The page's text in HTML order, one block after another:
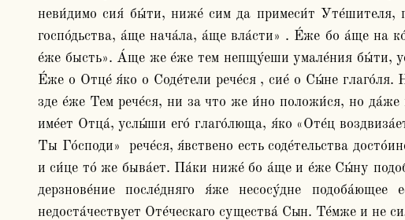
неви́димо сия́ бы́ти, ниже́ сим да примеси́т Уте́шителя,
госпо́дьства, а́ще нача́ла, а́ще вла́сти» . Е́же бо а́ще на
е́же бысть». А́ще же е́же тем непщу́еши умале́ния бы́ти,
Е́же о Отце́ я́ко о Соде́тели рече́ся , сие́ о Сы́не
зде е́же Тем рече́ся, ни за что же и́но положи́ся, но
име́ет Отца́, услы́ши его́ глаго́люща, я́ко «Оте́ц
Ты Го́споди»  рече́ся, я́вствено есть cоде́тельства
и си́це то́ же быва́ет. Па́ки ниже́ бо а́ще и е́же Сы́ну
дерзнове́ние после́дняго я́же несосу́дне
недоста́чествует Оте́ческаго существа́ Сын. Те́мже и не